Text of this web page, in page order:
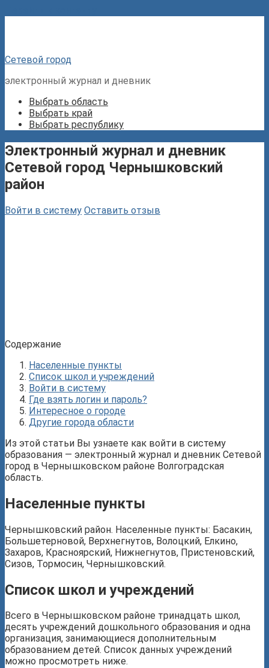
Сетевой город
электронный журнал и дневник
Выбрать область
Выбрать край
Выбрать республику
Электронный журнал и дневник
Сетевой город Чернышковский
район
Войти в систему Оставить отзыв
Содержание
Населенные пункты
Список школ и учреждений
Войти в систему
Где взять логин и пароль?
Интересное о городе
Другие города области
Из этой статьи Вы узнаете как войти в систему
образования — электронный журнал и дневник Сетевой
город в Чернышковском районе Волгоградская
область.
Населенные пункты
Чернышковский район. Населенные пункты: Басакин,
Большетерновой, Верхнегнутов, Волоцкий, Елкино,
Захаров, Красноярский, Нижнегнутов, Пристеновский,
Сизов, Тормосин, Чернышковский.
Список школ и учреждений
Всего в Чернышковском районе тринадцать школ,
десять учреждений дошкольного образования и одна
организация, занимающиеся дополнительным
образованием детей. Список данных учреждений
можно просмотреть ниже.